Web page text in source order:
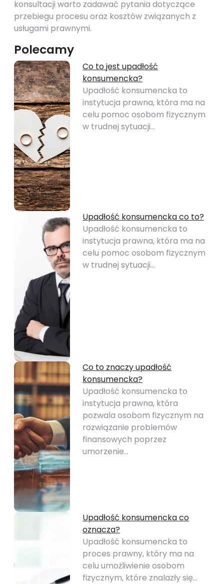
konsultacji warto zadawać pytania dotyczące
przebiegu procesu oraz kosztów związanych z
usługami prawnymi.
Polecamy
Co to jest upadłość
konsumencka?
Upadłość konsumencka to
instytucja prawna, która ma na
celu pomoc osobom fizycznym
w trudnej sytuacji…
Upadłość konsumencka co to?
Upadłość konsumencka to
instytucja prawna, która ma na
celu pomoc osobom fizycznym
w trudnej sytuacji…
Co to znaczy upadłość
konsumencka?
Upadłość konsumencka to
instytucja prawna, która
pozwala osobom fizycznym na
rozwiązanie problemów
finansowych poprzez
umorzenie…
Upadłość konsumencka co
oznacza?
Upadłość konsumencka to
proces prawny, który ma na
celu umożliwienie osobom
fizycznym, które znalazły się…